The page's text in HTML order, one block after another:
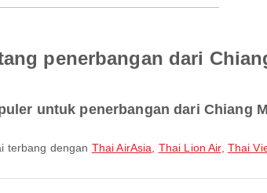
penerbangan dari
untuk penerbangan dari Chiang
terbang dengan Thai AirAsia Thai Lion Air, Thai